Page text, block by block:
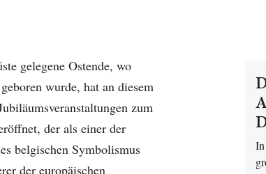
gelegene Ostende, wo
wurde, hat an diesem
zum
der als einer der
belgischen Symbolismus
der europäischen